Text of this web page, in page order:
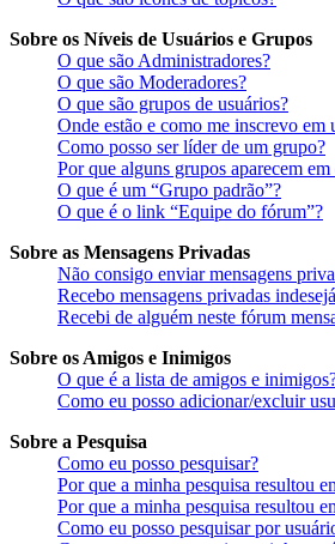
Sobre os Níveis de Usuários e Grupos
O que são Administradores?
O que são Moderadores?
O que são grupos de usuários?
Onde estão e como me inscrevo em
Como posso ser líder de um grupo?
Por que alguns grupos aparecem
O que é um “Grupo padrão”?
O que é o link “Equipe do fórum”?
Sobre as Mensagens Privadas
Não consigo enviar mensagens
Recebo mensagens privadas
Recebi de alguém neste fórum
Sobre os Amigos e Inimigos
O que é a lista de amigos e
Como eu posso adicionar/excluir
Sobre a Pesquisa
Como eu posso pesquisar?
Por que a minha pesquisa resultou
Por que a minha pesquisa resultou
Como eu posso pesquisar por